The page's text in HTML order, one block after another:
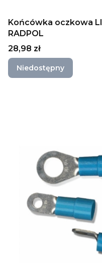
Końcówka oczkowa LI 2,5/6 /100SZT. 0-534-01
RADPOL
Cena
28,98 zł
Niedostępny